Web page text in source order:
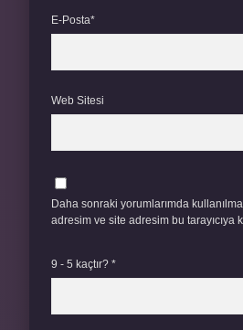
E-Posta*
Web Sitesi
Daha sonraki yorumlarımda
adresim ve site adresim bu tarayıcıya
9 - 5 kaçtır? *